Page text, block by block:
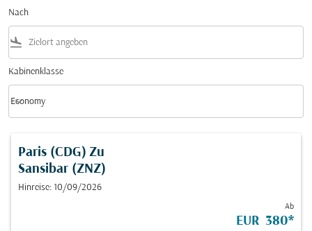
Nach
flight_land
Kabinenklasse
Kabinenklasse option Economy Selected
Economy
keyboard_arrow_down
Paris (CDG) Zu
Sansibar (ZNZ)
Hinreise: 10/09/2026
Ab
EUR 380*